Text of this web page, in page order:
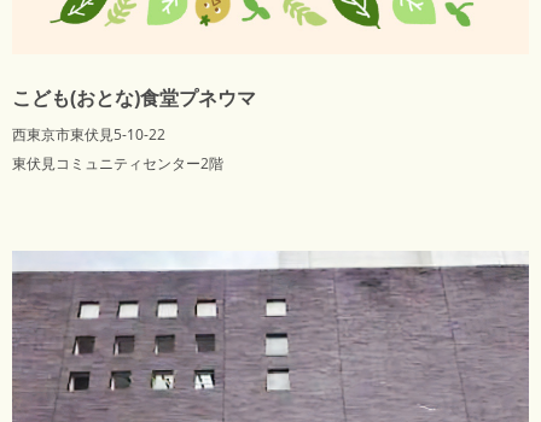
こども(おとな)食堂プネウマ
西東京市東伏見5-10-22
東伏見コミュニティセンター2階